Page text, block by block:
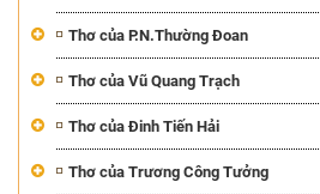
Thơ của P.N.Thường Đoan
Thơ của Vũ Quang Trạch
Thơ của Đinh Tiến Hải
Thơ của Trương Công Tưởng